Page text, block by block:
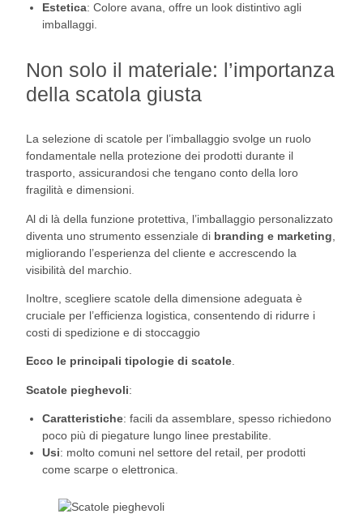
Estetica: Colore avana, offre un look distintivo agli
imballaggi.
Non solo il materiale: l’importanza
della scatola giusta
La selezione di scatole per l’imballaggio svolge un ruolo
fondamentale nella protezione dei prodotti durante il
trasporto, assicurandosi che tengano conto della loro
fragilità e dimensioni.
Al di là della funzione protettiva, l’imballaggio personalizzato
diventa uno strumento essenziale di branding e marketing
migliorando l’esperienza del cliente e accrescendo la
visibilità del marchio.
Inoltre, scegliere scatole della dimensione adeguata è
cruciale per l’efficienza logistica, consentendo di ridurre i
costi di spedizione e di stoccaggio
Ecco le principali tipologie di scatole.
Scatole pieghevoli:
Caratteristiche: facili da assemblare, spesso richiedono
poco più di piegature lungo linee prestabilite.
Usi: molto comuni nel settore del retail, per prodotti
come scarpe o elettronica.